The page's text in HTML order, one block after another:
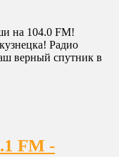
на 104.0 FM!
Радио
верный спутник в
FM -